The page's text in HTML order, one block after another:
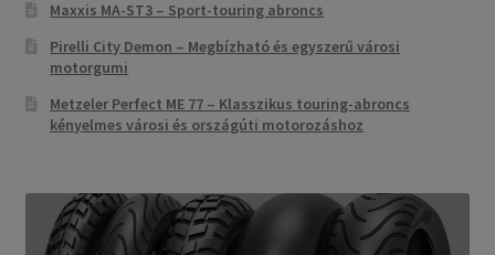
Maxxis MA-ST3 – Sport-touring abroncs
Pirelli City Demon – Megbízható és egyszerű városi
motorgumi
Metzeler Perfect ME 77 – Klasszikus touring-abroncs
kényelmes városi és országúti motorozáshoz